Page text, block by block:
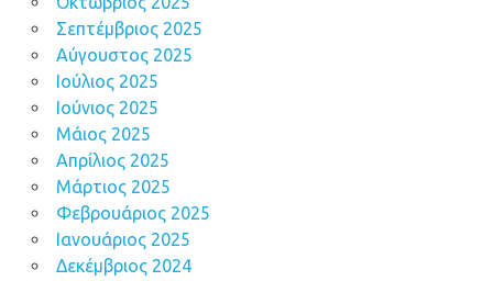
Σεπτέμβριος 2025
Αύγουστος 2025
Ιούλιος 2025
Ιούνιος 2025
Μάιος 2025
Απρίλιος 2025
Μάρτιος 2025
Φεβρουάριος 2025
Ιανουάριος 2025
Δεκέμβριος 2024